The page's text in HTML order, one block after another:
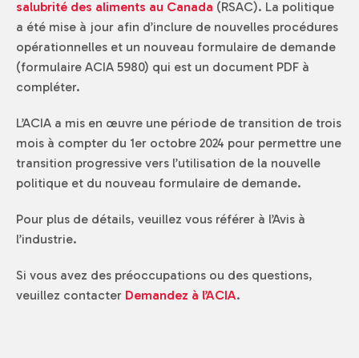
salubrité des aliments au Canada (RSAC). La politique
a été mise à jour afin d’inclure de nouvelles procédures
opérationnelles et un nouveau formulaire de demande
(formulaire ACIA 5980) qui est un document PDF à
compléter.
L’ACIA a mis en œuvre une période de transition de trois
mois à compter du 1er octobre 2024 pour permettre une
transition progressive vers l’utilisation de la nouvelle
politique et du nouveau formulaire de demande.
Pour plus de détails, veuillez vous référer à l’Avis à
l’industrie.
Si vous avez des préoccupations ou des questions,
veuillez contacter Demandez à l’ACIA.